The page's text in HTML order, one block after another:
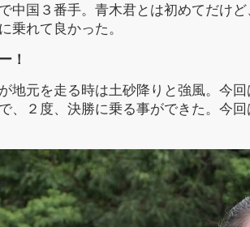
中国３番手。青木君とは初めてだけ
乗れて良かった。
！
地元を走る時は土砂降りと強風。今
、２度、決勝に乗る事ができた。今